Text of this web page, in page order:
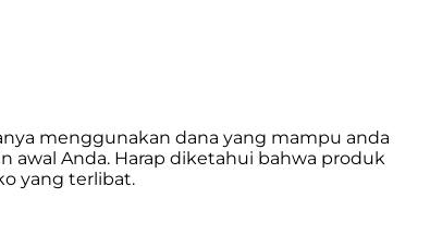
menggunakan dana yang mampu anda
awal Anda. Harap diketahui bahwa produk
yang terlibat.